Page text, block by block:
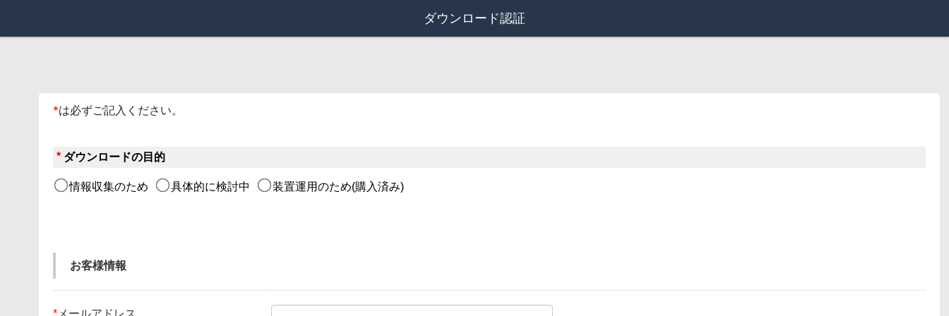
ダウンロード認証
*は必ずご記入ください。
* ダウンロードの目的
情報収集のため 具体的に検討中 装置運用のため(購入済み)
お客様情報
* メールアドレス